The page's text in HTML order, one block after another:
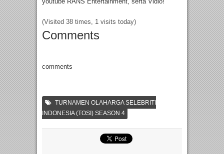
(Visited 38 times, 1 visits today)
Comments
comments
TURNAMEN OLAHARGA SELEBRITI
INDONESIA (TOSI) SEASON 4